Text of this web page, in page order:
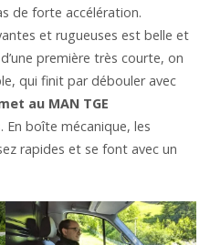
de forte accélération.
et rugueuses est belle et
première très courte, on
qui finit par débouler avec
au MAN TGE
. En boîte mécanique, les
rapides et se font avec un